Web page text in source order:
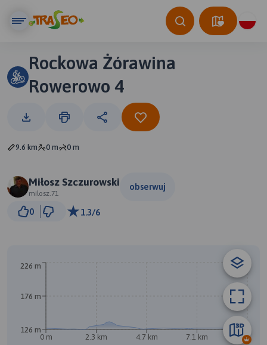
Rockowa Żórawina
Rowerowo 4
9.6 km 0 m 0 m
Miłosz Szczurowski
milosz.71
obserwuj
0 1.3/6
0 m 2.3 km 4.7 km 7.1 km 9.5 km
126 m
176 m
226 m